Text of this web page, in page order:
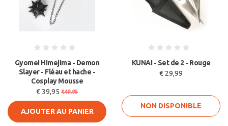
Gyomei Himejima - Demon
Slayer - Fléau et hache -
Cosplay Mousse
€ 39,95 €49,95
AJOUTER AU PANIER
KUNAI - Set de 2 - Rouge
€ 29,99
NON DISPONIBLE